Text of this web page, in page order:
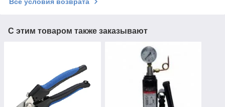
С этим товаром также заказывают